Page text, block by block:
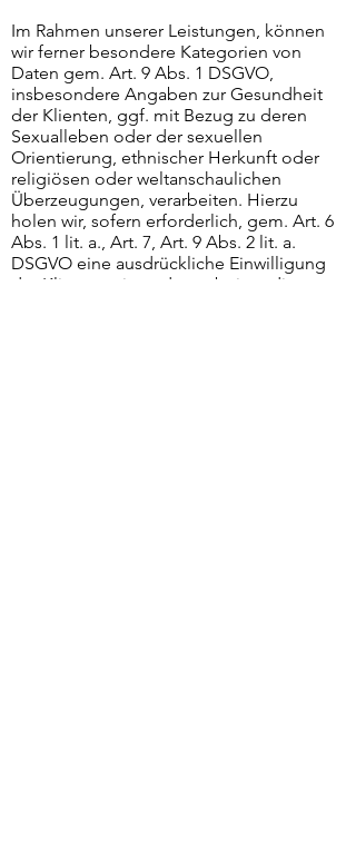
Im Rahmen unserer Leistungen, können
wir ferner besondere Kategorien von
Daten gem. Art. 9 Abs. 1 DSGVO,
insbesondere Angaben zur Gesundheit
der Klienten, ggf. mit Bezug zu deren
Sexualleben oder der sexuellen
Orientierung, ethnischer Herkunft oder
religiösen oder weltanschaulichen
Überzeugungen, verarbeiten. Hierzu
holen wir, sofern erforderlich, gem. Art. 6
Abs. 1 lit. a., Art. 7, Art. 9 Abs. 2 lit. a.
DSGVO eine ausdrückliche Einwilligung
der Klienten ein und verarbeiten die